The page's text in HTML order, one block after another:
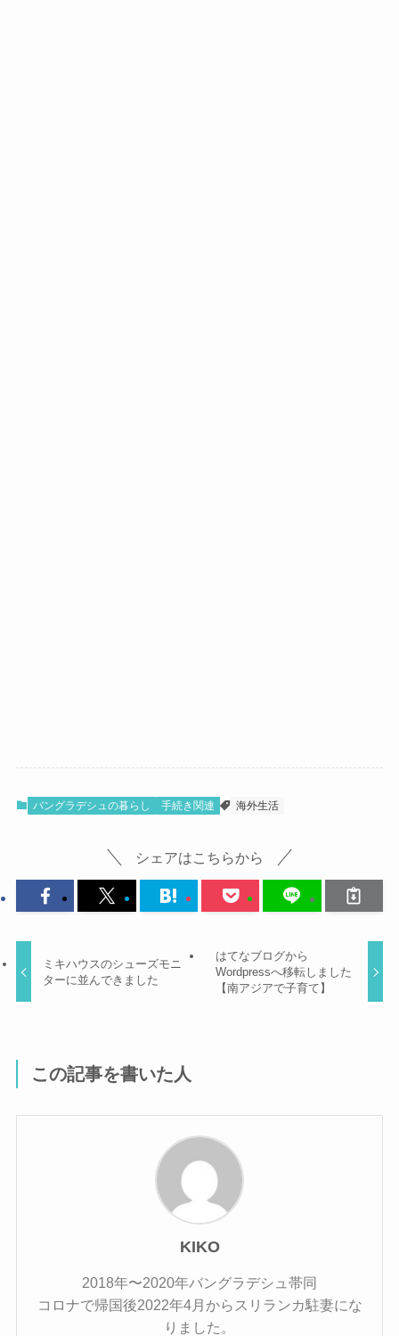
バングラデシュの暮らし 手続き関連 海外生活
シェアはこちらから
ミキハウスのシューズモニ
ターに並んできました
はてなブログから
Wordpressへ移転しました
【南アジアで子育て】
この記事を書いた人
KIKO
2018年〜2020年バングラデシュ帯同
コロナで帰国後2022年4月からスリランカ駐妻にな
りました。